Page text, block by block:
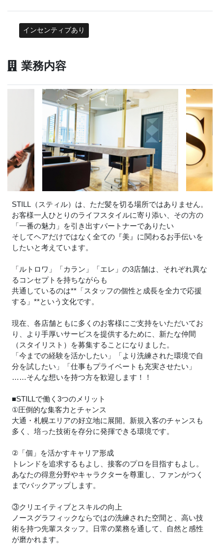
インセンティブあり
業務内容
STILL（スティル）は、ただ髪を切る場所ではありません。
お客様一人ひとりのライフスタイルに寄り添い、その方の
「一番の魅力」を引き出すパートナーでありたい
そしてヘアだけではなく全ての『美』に関わるお手伝いを
したいと考えています。
「ルトロワ」「カラン」「エレ」の3店舗は、それぞれ異な
るコンセプトを持ちながらも
共通しているのは**「スタッフの個性と成長を全力で応援
する」**という文化です。
現在、各店舗ともに多くのお客様にご支持をいただいてお
り、より手厚いサービスを提供するために、新たな仲間
（スタイリスト）を募集することになりました。
「今までの経験を活かしたい」「より洗練された環境で自
分を試したい」「仕事もプライベートも充実させたい」
……そんな想いを持つ方を歓迎します！！
■STILLで働く3つのメリット
①圧倒的な集客力とチャンス
大通・札幌エリアの好立地に展開。新規入客のチャンスも
多く、培った技術を存分に発揮できる環境です。
②「個」を活かすキャリア形成
トレンドを追求するもよし、接客のプロを目指すもよし。
あなたの得意分野やキャラクターを尊重し、ファンがつく
までバックアップします。
③クリエイティブとスキルの向上
ノースグラフィックならではの洗練された空間と、高い技
術を持つ先輩スタッフ。日常の業務を通して、自然と感性
が磨かれます。